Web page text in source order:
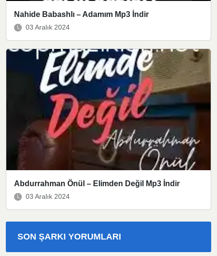
Nahide Babashlı – Adamım Mp3 İndir
03 Aralık 2024
Abdurrahman Önül – Elimden Değil Mp3 İndir
03 Aralık 2024
SON ŞARKI YORUMLARI